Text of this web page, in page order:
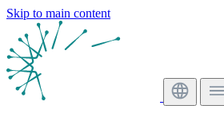
Skip to main content